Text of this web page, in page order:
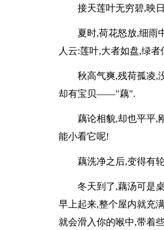
接天莲叶无穷碧,映
夏时,荷花怒放,细雨
人云:莲叶,大者如盘,绿
秋高气爽,残荷孤凌,
却有宝贝——"藕".
藕论相貌,却也平平,
能小看它呢!
藕洗净之后,变得有
冬天到了,藕汤可是
早上起来,整个屋内就充
就会滑入你的喉中,带着